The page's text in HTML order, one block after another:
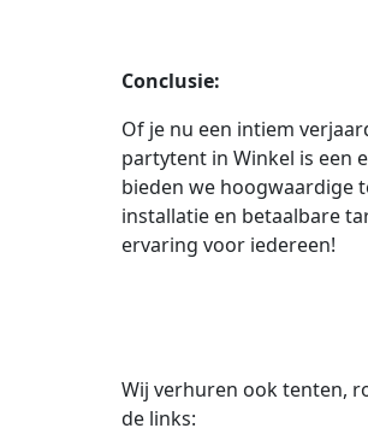
Conclusie:
Of je nu een intiem
partytent in Winkel is een
bieden we hoogwaardige
installatie en betaalbare
ervaring voor iedereen!
Wij verhuren ook tenten,
de links: